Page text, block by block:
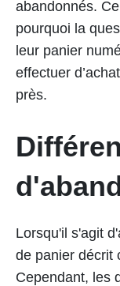
abandonnés.
pourquoi la
leur panier
effectuer
près.
Lorsqu'il s'agit
de panier décrit
Cependant, les